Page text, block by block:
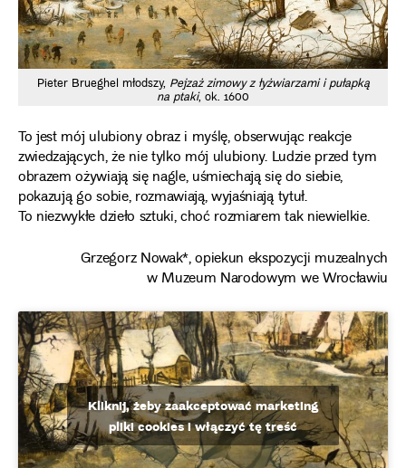
Pieter Brueghel młodszy, Pejzaż zimowy z łyżwiarzami i pułapką
na ptaki, ok. 1600
To jest mój ulubiony obraz i myślę, obserwując reakcje
zwiedzających, że nie tylko mój ulubiony. Ludzie przed tym
obrazem ożywiają się nagle, uśmiechają się do siebie,
pokazują go sobie, rozmawiają, wyjaśniają tytuł.
To niezwykłe dzieło sztuki, choć rozmiarem tak niewielkie.
Grzegorz Nowak*, opiekun ekspozycji muzealnych
w Muzeum Narodowym we Wrocławiu
Kliknij, żeby zaakceptować marketing
pliki cookies i włączyć tę treść